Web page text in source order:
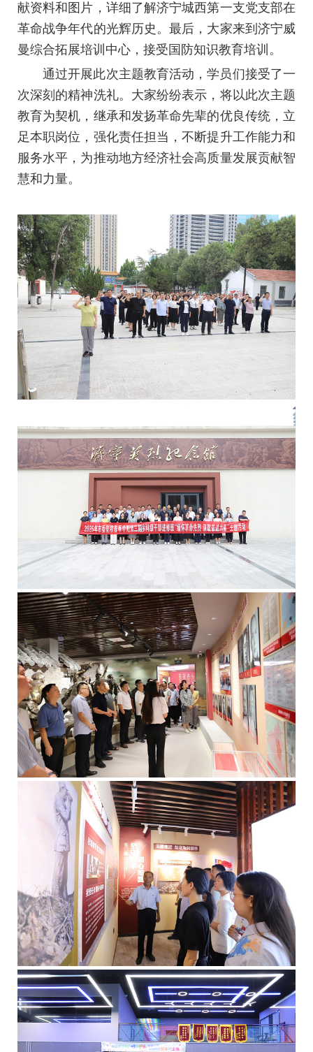
献资料和图片，详细了解济宁城西第一支党支部在
革命战争年代的光辉历史。最后，大家来到济宁威
曼综合拓展培训中心，接受国防知识教育培训。
通过开展此次主题教育活动，学员们接受了一
次深刻的精神洗礼。大家纷纷表示，将以此次主题
教育为契机，继承和发扬革命先辈的优良传统，立
足本职岗位，强化责任担当，不断提升工作能力和
服务水平，为推动地方经济社会高质量发展贡献智
慧和力量。